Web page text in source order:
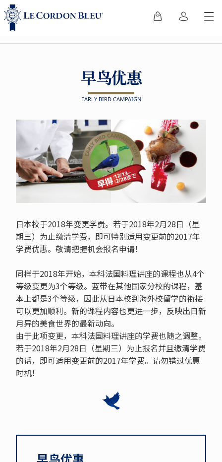
早鸟优惠
EARLY BIRD CAMPAIGN
日本校于2018年变更学费。若于2018年2月28日（星
期三）为止缴清学费，即可特别适用变更前的2017年
学费优惠。敬请把握机会报名申请！
同样于2018年开始，本科法国料理讲座的课程也从4个
等级变更为3个等级。蓝带在其他国家分校的课程，基
本上都是3个等级，因此从日本校到海外校留学的衔接
可以更加顺利。新的课程内容也更进一步，反映出日新
月异的美食世界的最新动向。
由于此项变更，本科法国料理讲座的学费也随之调整。
若于2018年2月28日（星期三）为止报名并且缴清学费
的话，即可适用变更前的2017年学费。请勿错过优惠
时机！